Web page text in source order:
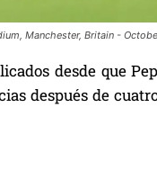
Manchester, Britain -
desde que
después de